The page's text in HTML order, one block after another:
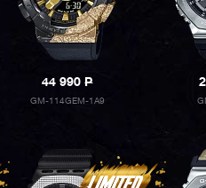
44 990P
GM-114GEM-1A9